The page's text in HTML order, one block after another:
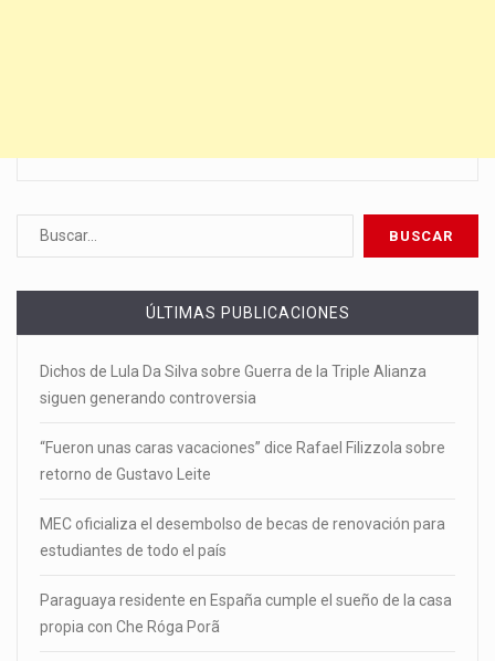
ÚLTIMAS PUBLICACIONES
Dichos de Lula Da Silva sobre Guerra de la Triple Alianza
siguen generando controversia
“Fueron unas caras vacaciones” dice Rafael Filizzola sobre
retorno de Gustavo Leite
MEC oficializa el desembolso de becas de renovación para
estudiantes de todo el país
Paraguaya residente en España cumple el sueño de la casa
propia con Che Róga Porã